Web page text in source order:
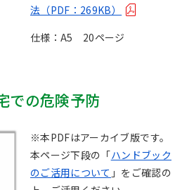
法（PDF：269KB）
仕様：A5 20ページ
の危険予防
※本PDFはアーカイブ版です。
本ページ下段の「ハンドブック
のご活用について 」をご確認の